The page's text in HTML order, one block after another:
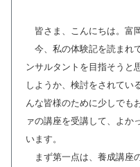
皆さま、こんにちは。富
今、私の体験記を読まれ
ンサルタントを目指そうと
しようか、検討をされてい
んな皆様のために少しでも
ァの講座を受講して、よか
います。
まず第一点は、養成講座